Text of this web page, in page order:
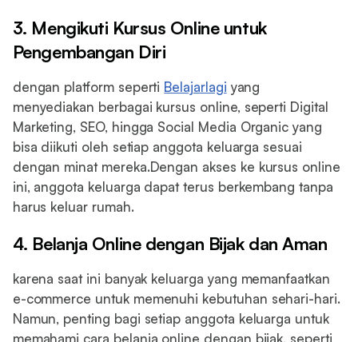
3. Mengikuti Kursus Online untuk
Pengembangan Diri
dengan platform seperti Belajarlagi yang
menyediakan berbagai kursus online, seperti Digital
Marketing, SEO, hingga Social Media Organic yang
bisa diikuti oleh setiap anggota keluarga sesuai
dengan minat mereka.Dengan akses ke kursus online
ini, anggota keluarga dapat terus berkembang tanpa
harus keluar rumah.
4. Belanja Online dengan Bijak dan Aman
karena saat ini banyak keluarga yang memanfaatkan
e-commerce untuk memenuhi kebutuhan sehari-hari.
Namun, penting bagi setiap anggota keluarga untuk
memahami cara belanja online dengan bijak, seperti